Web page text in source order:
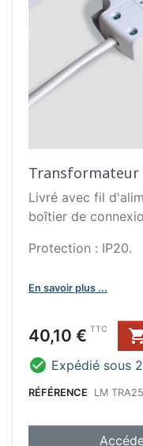
Transformateur
Livré avec fil
boîtier de
Protection : IP20.
En savoir plus ...
Prix
40,10 € TTC
 Expédié sous
RÉFÉRENCE LM